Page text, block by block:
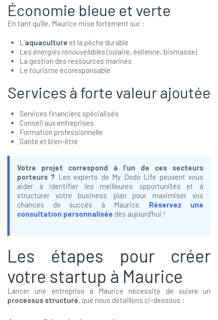
Économie bleue et verte
En tant qu’île, Maurice mise fortement sur :
L’aquaculture et la pêche durable
Les énergies renouvelables(solaire, éolienne, biomasse)
La gestion des ressources marines
Le tourisme écoresponsable
Services à forte valeur ajoutée
Services financiers spécialisés
Conseil aux entreprises
Formation professionnelle
Santé et bien-être
Votre projet correspond à l’un de ces secteurs
porteurs ? Les experts de My Dodo Life peuvent vous
aider à identifier les meilleures opportunités et à
structurer votre business plan pour maximiser vos
chances de succès à Maurice. Réservez une
consultation personnalisée dès aujourd’hui !
Les étapes pour créer
votre startup à Maurice
Lancer une entreprise à Maurice nécessite de suivre un
processus structuré, que nous détaillons ci-dessous :